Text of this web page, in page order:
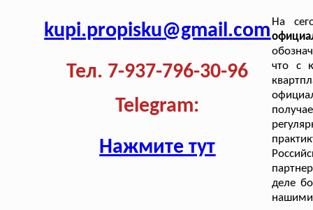
kupi.propisku@gmail.com
Тел. 7-937-796-30-96
Telegram:
Нажмите тут
На
что с
деле
нашими